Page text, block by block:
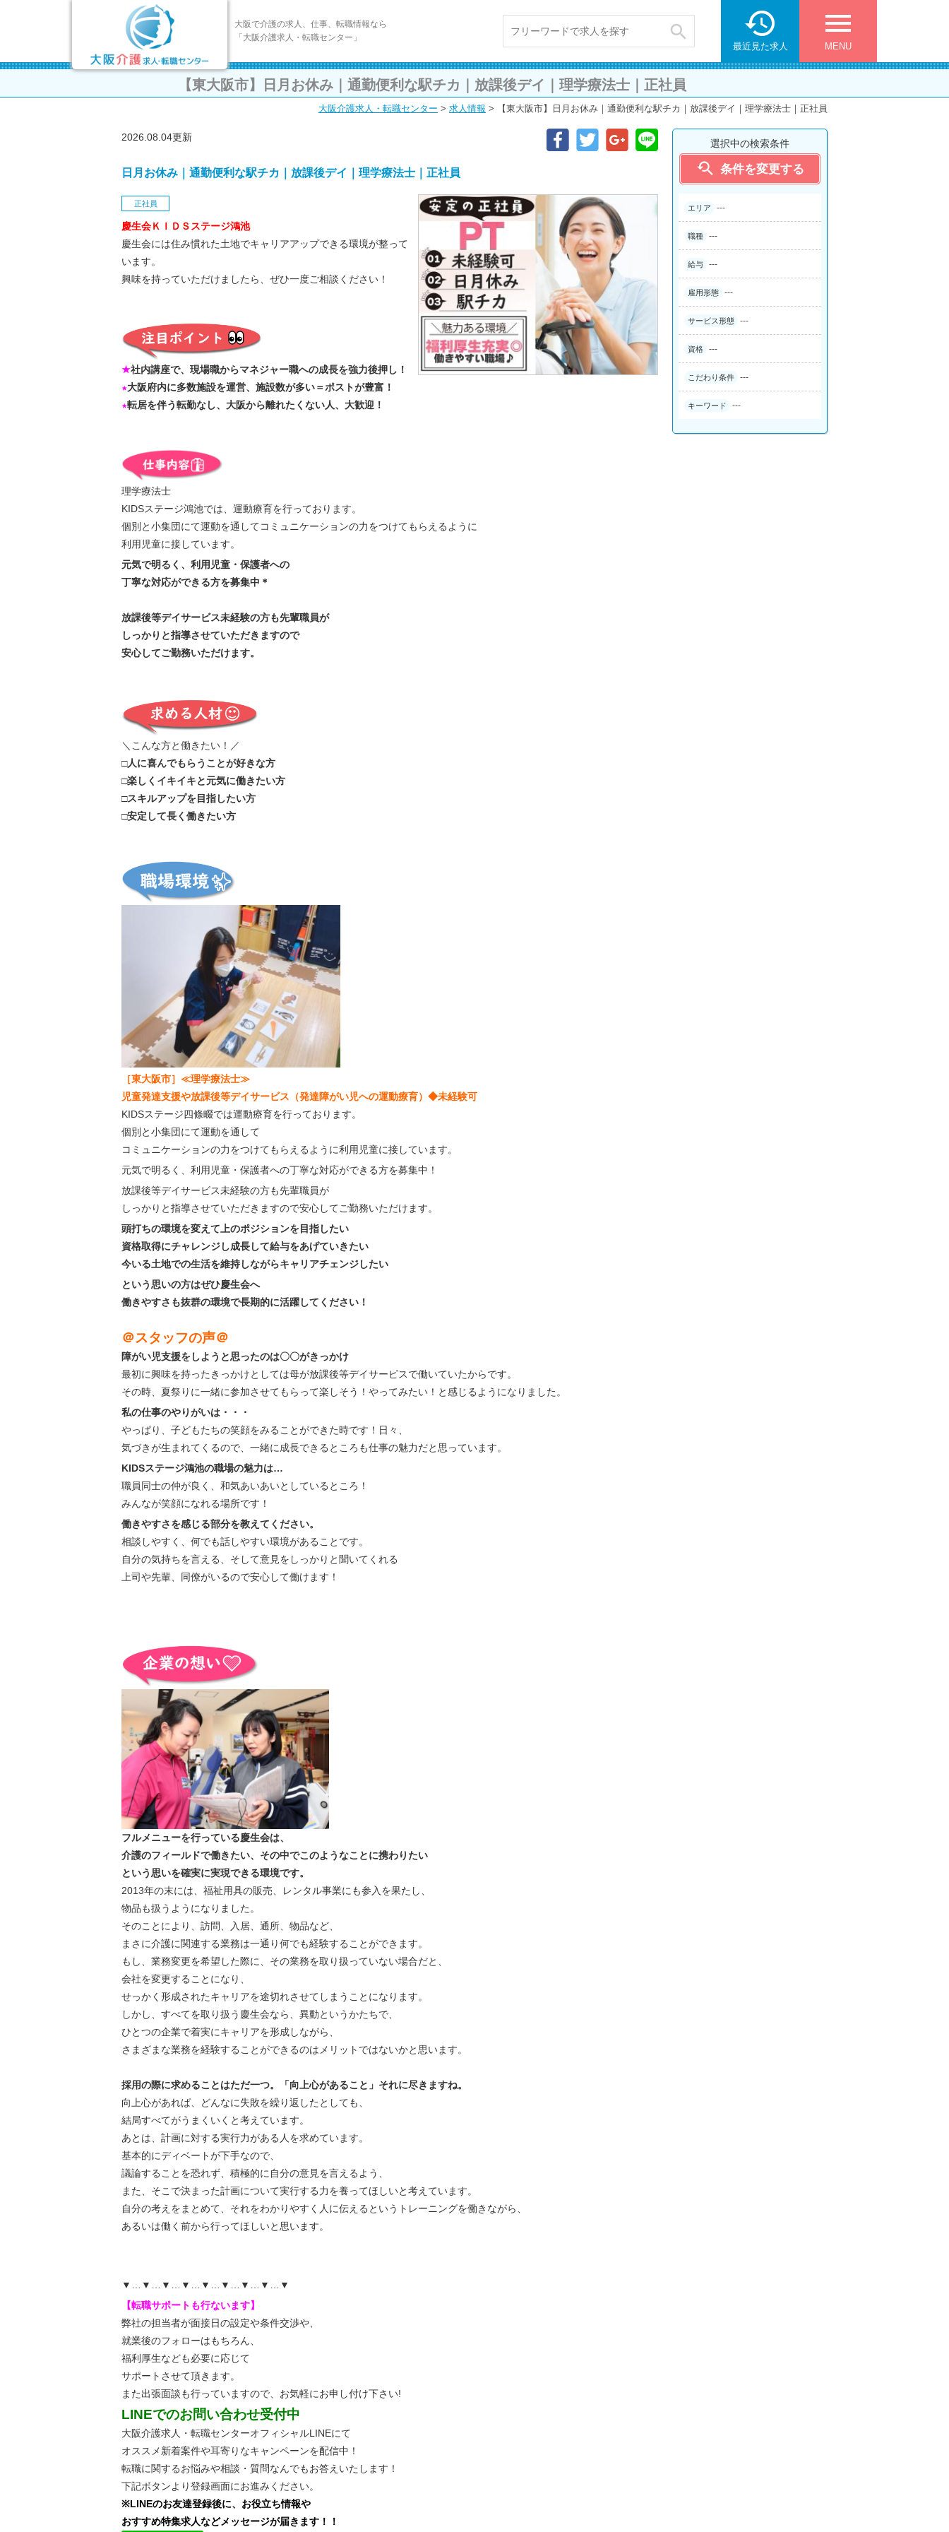
大阪で介護の求人、仕事、転職情報なら
「大阪介護求人・転職センター」
 menu
MENU

最近見た求人
【東大阪市】日月お休み｜通勤便利な駅チカ｜放課後デイ｜理学療法士｜正社員
大阪介護求人・転職センター > 求人情報 > 【東大阪市】日月お休み｜通勤便利な駅チカ｜放課後デイ｜理学療法士｜正社員
選択中の検索条件
 条件を変更する
エリア ---
職種 ---
給与 ---
雇用形態 ---
サービス形態 ---
資格 ---
こだわり条件 ---
キーワード ---
2026.08.04更新
日月お休み｜通勤便利な駅チカ｜放課後デイ｜理学療法士｜正社員
正社員
慶生会ＫＩＤＳステージ鴻池
慶生会には住み慣れた土地でキャリアアップできる環境が整って
います。
興味を持っていただけましたら、ぜひ一度ご相談ください！
★社内講座で、現場職からマネジャー職への成長を強力後押し！
★大阪府内に多数施設を運営、施設数が多い＝ポストが豊富！
★転居を伴う転勤なし、大阪から離れたくない人、大歓迎！
理学療法士
KIDSステージ鴻池では、運動療育を行っております。
個別と小集団にて運動を通してコミュニケーションの力をつけてもらえるように
利用児童に接しています。
元気で明るく、利用児童・保護者への
丁寧な対応ができる方を募集中＊
放課後等デイサービス未経験の方も先輩職員が
しっかりと指導させていただきますので
安心してご勤務いただけます。
＼こんな方と働きたい！／
□人に喜んでもらうことが好きな方
□楽しくイキイキと元気に働きたい方
□スキルアップを目指したい方
□安定して長く働きたい方
［東大阪市］≪理学療法士≫
児童発達支援や放課後等デイサービス（発達障がい児への運動療育）◆未経験可
KIDSステージ四條畷では運動療育を行っております。
個別と小集団にて運動を通して
コミュニケーションの力をつけてもらえるように利用児童に接しています。
元気で明るく、利用児童・保護者への丁寧な対応ができる方を募集中！
放課後等デイサービス未経験の方も先輩職員が
しっかりと指導させていただきますので安心してご勤務いただけます。
頭打ちの環境を変えて上のポジションを目指したい
資格取得にチャレンジし成長して給与をあげていきたい
今いる土地での生活を維持しながらキャリアチェンジしたい
という思いの方はぜひ慶生会へ
働きやすさも抜群の環境で長期的に活躍してください！
＠スタッフの声＠
障がい児支援をしようと思ったのは〇〇がきっかけ
最初に興味を持ったきっかけとしては母が放課後等デイサービスで働いていたからです。
その時、夏祭りに一緒に参加させてもらって楽しそう！やってみたい！と感じるようになりました。
私の仕事のやりがいは・・・
やっぱり、子どもたちの笑顔をみることができた時です！日々、
気づきが生まれてくるので、一緒に成長できるところも仕事の魅力だと思っています。
KIDSステージ鴻池の職場の魅力は…
職員同士の仲が良く、和気あいあいとしているところ！
みんなが笑顔になれる場所です！
働きやすさを感じる部分を教えてください。
相談しやすく、何でも話しやすい環境があることです。
自分の気持ちを言える、そして意見をしっかりと聞いてくれる
上司や先輩、同僚がいるので安心して働けます！
フルメニューを行っている慶生会は、
介護のフィールドで働きたい、その中でこのようなことに携わりたい
という思いを確実に実現できる環境です。
2013年の末には、福祉用具の販売、レンタル事業にも参入を果たし、
物品も扱うようになりました。
そのことにより、訪問、入居、通所、物品など、
まさに介護に関連する業務は一通り何でも経験することができます。
もし、業務変更を希望した際に、その業務を取り扱っていない場合だと、
会社を変更することになり、
せっかく形成されたキャリアを途切れさせてしまうことになります。
しかし、すべてを取り扱う慶生会なら、異動というかたちで、
ひとつの企業で着実にキャリアを形成しながら、
さまざまな業務を経験することができるのはメリットではないかと思います。
採用の際に求めることはただ一つ。「向上心があること」それに尽きますね。
向上心があれば、どんなに失敗を繰り返したとしても、
結局すべてがうまくいくと考えています。
あとは、計画に対する実行力がある人を求めています。
基本的にディベートが下手なので、
議論することを恐れず、積極的に自分の意見を言えるよう、
また、そこで決まった計画について実行する力を養ってほしいと考えています。
自分の考えをまとめて、それをわかりやすく人に伝えるというトレーニングを働きながら、
あるいは働く前から行ってほしいと思います。
▼…▼…▼…▼…▼…▼…▼…▼…▼
【転職サポートも行ないます】
弊社の担当者が面接日の設定や条件交渉や、
就業後のフォローはもちろん、
福利厚生なども必要に応じて
サポートさせて頂きます。
また出張面談も行っていますので、 お気軽にお申し付け下さい!
LINEでのお問い合わせ受付中
大阪介護求人・転職センターオフィシャルLINEにて
オススメ新着案件や耳寄りなキャンペーンを配信中！
転職に関するお悩みや相談・質問なんでもお答えいたします！
下記ボタンより登録画面にお進みください。
※LINEのお友達登録後に、お役立ち情報や
おすすめ特集求人などメッセージが届きます！！